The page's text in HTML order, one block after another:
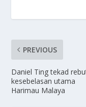
PREVIOUS
Daniel Ting tekad
kesebelasan utama
Harimau Malaya